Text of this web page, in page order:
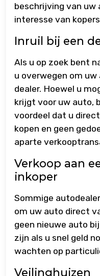
beschrijving van
interesse van
Inruil bij een
Als u op zoek bent
u overwegen om
dealer. Hoewel u
krijgt voor uw auto,
voordeel dat u
kopen en geen
aparte
Verkoop aan
inkoper
Sommige
om uw auto direct
geen nieuwe auto
zijn als u snel geld
wachten op
Veilinghuizen